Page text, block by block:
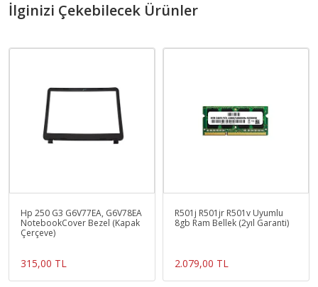
İlginizi Çekebilecek Ürünler
Hp 250 G3 G6V77EA, G6V78EA
NotebookCover Bezel (Kapak
Çerçeve)
315,00 TL
R501j R501jr R501v Uyumlu
8gb Ram Bellek (2yıl Garanti)
2.079,00 TL